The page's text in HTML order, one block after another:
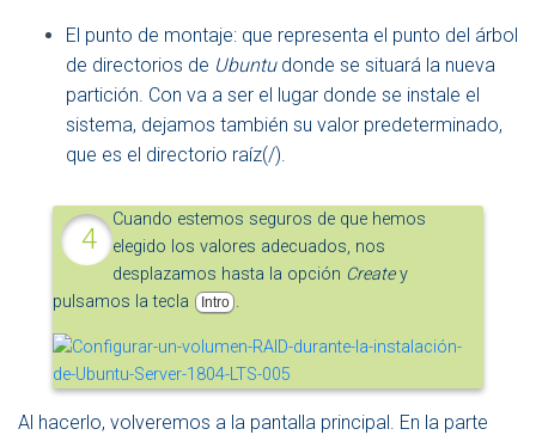
El punto de montaje: que representa el punto del árbol
de directorios de Ubuntudonde se situará la nueva
partición. Con va a ser el lugar donde se instale el
sistema, dejamos también su valor predeterminado,
que es el directorio raíz(/).
Cuando estemos seguros de que hemos
elegido los valores adecuados, nos
desplazamos hasta la opción Createy
pulsamos la tecla
Intro .
Al hacerlo, volveremos a la pantalla principal. En la parte